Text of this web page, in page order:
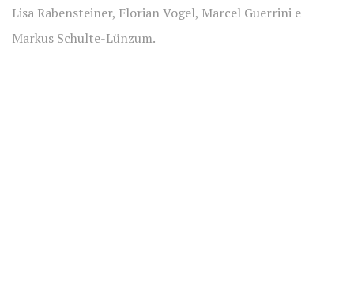
Lisa Rabensteiner, Florian Vogel, Marcel Guerrini e
Markus Schulte-Lünzum.